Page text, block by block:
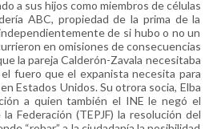
a sus hijos como miembros de células
ABC, propiedad de la prima de la
de si hubo o no un
en omisiones de consecuencias
la pareja Calderón-Zavala necesitaba
fuero que el expanista necesita para
Estados Unidos. Su otrora socia, Elba
a quien también el INE le negó el
Federación (TEPJF) la resolución del